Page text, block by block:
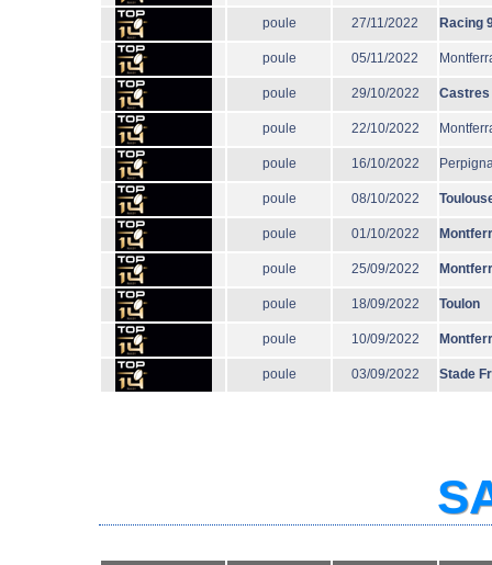
poule 27/11/2022 Racing
poule 05/11/2022
poule 29/10/2022 Castres
poule 22/10/2022
poule 16/10/2022
poule 08/10/2022
poule 01/10/2022
poule 25/09/2022
poule 18/09/2022 Toulon
poule 10/09/2022
poule 03/09/2022 Stade